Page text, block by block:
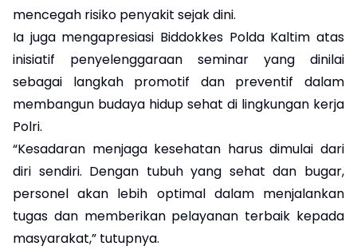
mencegah risiko penyakit sejak dini.
Ia juga mengapresiasi Biddokkes Polda Kaltim atas
inisiatif penyelenggaraan seminar yang dinilai
sebagai langkah promotif dan preventif dalam
membangun budaya hidup sehat di lingkungan kerja
Polri.
“Kesadaran menjaga kesehatan harus dimulai dari
diri sendiri. Dengan tubuh yang sehat dan bugar,
personel akan lebih optimal dalam menjalankan
tugas dan memberikan pelayanan terbaik kepada
masyarakat,” tutupnya.